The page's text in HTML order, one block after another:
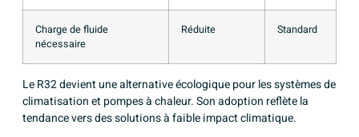
Charge de fluide
nécessaire
Réduite Standard
Le R32 devient une alternative écologique pour les systèmes de
climatisation et pompes à chaleur. Son adoption reflète la
tendance vers des solutions à faible impact climatique.